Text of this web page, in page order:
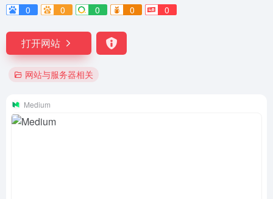
0
0 0 0 0
打开网站
网站与服务器相关
Medium